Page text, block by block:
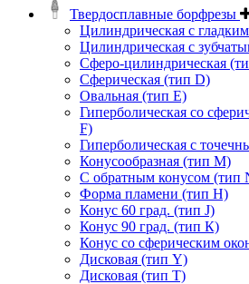
Твердосплавные борфрезы
Цилиндрическая с
Цилиндрическая с
Сферо-цилиндрическая
Сферическая (тип D)
Овальная (тип Е)
Гиперболическая со
F)
Гиперболическая с
Конусообразная (тип М)
C обратным конусом (тип
Форма пламени (тип H)
Конус 60 град. (тип J)
Конус 90 град. (тип К)
Конус со сферическим
Дисковая (тип Y)
Дисковая (тип Т)